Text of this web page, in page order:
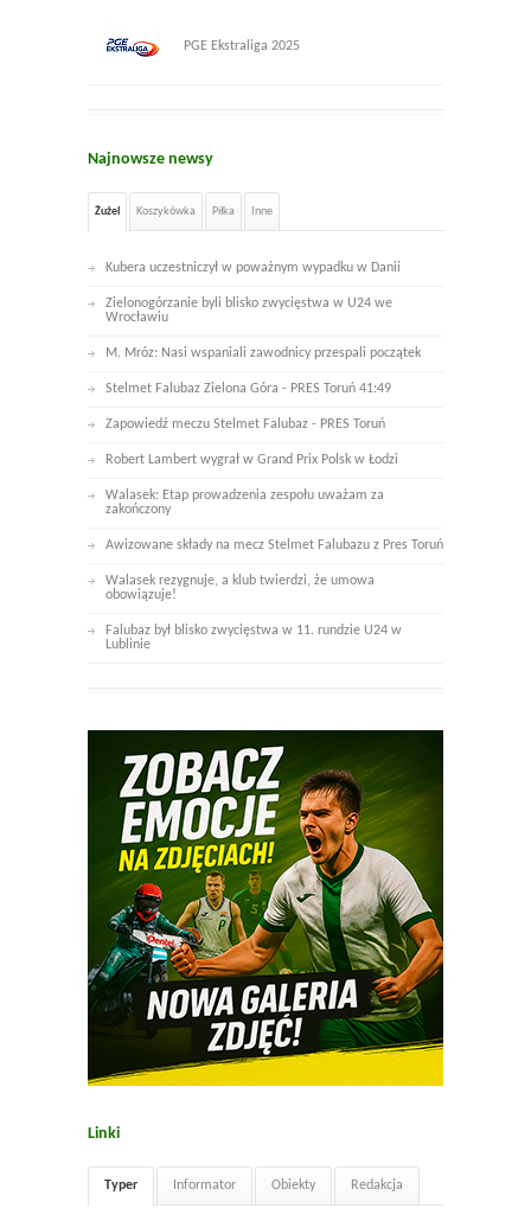
PGE Ekstraliga 2025
Najnowsze newsy
Żużel Koszykówka Piłka Inne
Kubera uczestniczył w poważnym wypadku w Danii
Zielonogórzanie byli blisko zwycięstwa w U24 we
Wrocławiu
M. Mróz: Nasi wspaniali zawodnicy przespali początek
Stelmet Falubaz Zielona Góra - PRES Toruń 41:49
Zapowiedź meczu Stelmet Falubaz - PRES Toruń
Robert Lambert wygrał w Grand Prix Polsk w Łodzi
Walasek: Etap prowadzenia zespołu uważam za
zakończony
Awizowane składy na mecz Stelmet Falubazu z Pres Toruń
Walasek rezygnuje, a klub twierdzi, że umowa
obowiązuje!
Falubaz był blisko zwycięstwa w 11. rundzie U24 w
Lublinie
Linki
Typer Informator Obiekty Redakcja